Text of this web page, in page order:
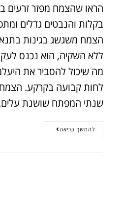
הראו שהצמח מפזר זרעים
בקלות והנבטים גדלים
הצמח משגשג בגינות
ללא השקיה, הוא נכנס
מה שיכול להסביר את
לחות קבועה בקרקע.
שנתי המפתח שושנת
להמשך קריאה